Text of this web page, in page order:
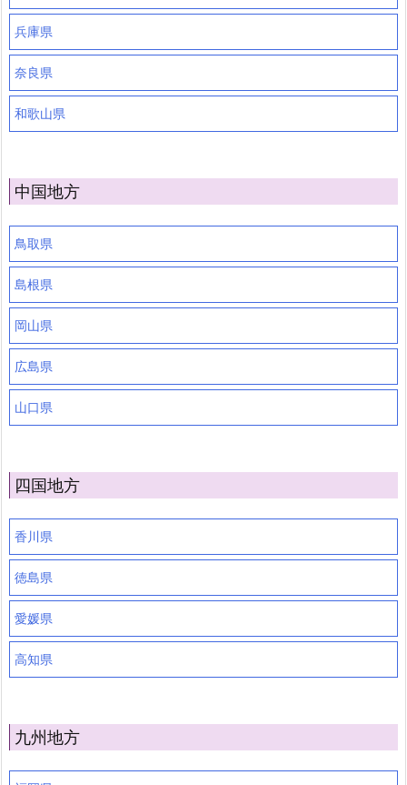
兵庫県
奈良県
和歌山県
中国地方
鳥取県
島根県
岡山県
広島県
山口県
四国地方
香川県
徳島県
愛媛県
高知県
九州地方